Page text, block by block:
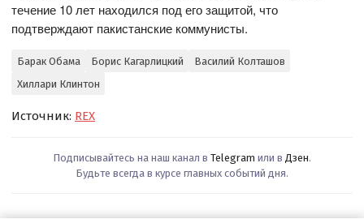
течение 10 лет находился под его защитой, что
подтверждают пакистанские коммунисты.
Барак Обама Борис Кагарлицкий
Василий Колташов
Хиллари Клинтон
Источник: REX
Подписывайтесь на наш канал в Telegram или в Дзен.
Будьте всегда в курсе главных событий дня.